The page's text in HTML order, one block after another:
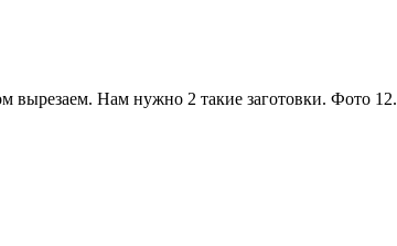
вырезаем. Нам нужно 2 такие заготовки. Фото 12.